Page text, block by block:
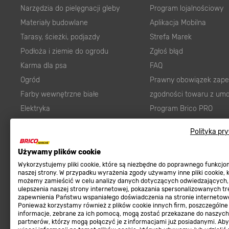
Polityka
Używamy plików cookie
Wykorzystujemy pliki cookie, które są niezbędne do poprawnego
naszej strony. W przypadku wyrażenia zgody używamy inne pliki cookie,
możemy zamieścić w celu analizy danych dotyczących odwiedzających,
ulepszenia naszej strony internetowej, pokazania spersonalizowanych
zapewnienia Państwu wspaniałego doświadczenia na stronie
Ponieważ korzystamy również z plików cookie innych firm, poszczególne
informacje, zebrane za ich pomocą, mogą zostać przekazane do naszych
partnerów, którzy mogą połączyć je z informacjami już posiadanymi.
Narzędzia do pielęgnacji gleby
Materiały budowlane
Tarasy, ścieżki, podjazdy
Podłoża i ziemie do ogrodu
Karma dla psa
Ogród
Farby wewnętrzne białe
Elektryka
Elektronarzędzia
Płytki
Panele podłogowe
Płyty OSB/HDF
Grabie do ogrodu
Program lojalnościowy
Aplikacja Mobilna
Strefa Marek
Zgłoś błąd
FAQ
Prawny obowiązek
zgodności towaru z
Program Brico PRO
Regulaminy
Polityka prywatności